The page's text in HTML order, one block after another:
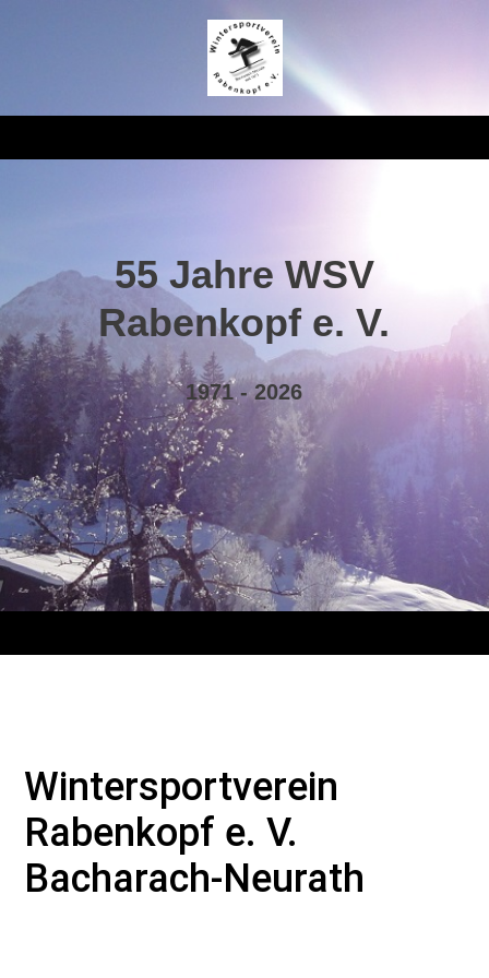
55 Jahre WSV
Rabenkopf e. V.
1971 - 2026
Wintersportverein
Rabenkopf e. V.
Bacharach-Neurath